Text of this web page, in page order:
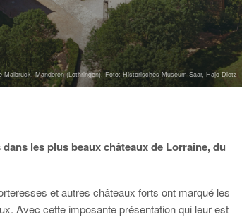
Malbruck, Manderen (Lothringen), Foto: Historisches Museum Saar, Hajo Dietz
les plus beaux châteaux de Lorraine, du
et autres châteaux forts ont marqué les
Avec cette imposante présentation qui leur est